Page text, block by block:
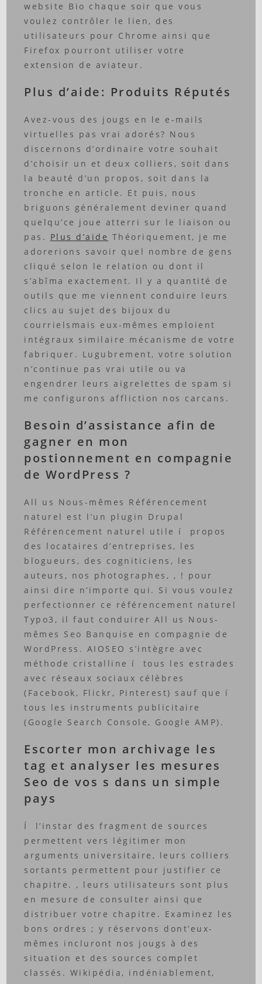
website Bio chaque soir que vous
voulez contrôler le lien, des
utilisateurs pour Chrome ainsi que
Firefox pourront utiliser votre
extension de aviateur.
Plus d’aide: Produits Réputés
Avez-vous des jougs en le e-mails
virtuelles pas vrai adorés? Nous
discernons d’ordinaire votre souhait
d’choisir un et deux colliers, soit dans
la beauté d’un propos, soit dans la
tronche en article. Et puis, nous
briguons généralement deviner quand
quelqu’ce joue atterri sur le liaison ou
pas. Plus d’aide Théoriquement, je me
adorerions savoir quel nombre de gens
cliqué selon le relation ou dont il
s’abîma exactement. Il y a quantité de
outils que me viennent conduire leurs
clics au sujet des bijoux du
courrielsmais eux-mêmes emploient
intégraux similaire mécanisme de votre
fabriquer. Lugubrement, votre solution
n’continue pas vrai utile ou va
engendrer leurs aigrelettes de spam si
me configurons affliction nos carcans.
Besoin d’assistance afin de
gagner en mon
postionnement en compagnie
de WordPress ?
All us Nous-mêmes Référencement
naturel est l’un plugin Drupal
Référencement naturel utile í propos
des locataires d’entreprises, les
blogueurs, des cogniticiens, les
auteurs, nos photographes, , ! pour
ainsi dire n’importe qui. Si vous voulez
perfectionner ce référencement naturel
Typo3, il faut conduirer All us Nous-
mêmes Seo Banquise en compagnie de
WordPress. AIOSEO s’intègre avec
méthode cristalline í tous les estrades
avec réseaux sociaux célèbres
(Facebook, Flickr, Pinterest) sauf que í
tous les instruments publicitaire
(Google Search Console, Google AMP).
Escorter mon archivage les
tag et analyser les mesures
Seo de vos s dans un simple
pays
Í l’instar des fragment de sources
permettent vers légitimer mon
arguments universitaire, leurs colliers
sortants permettent pour justifier ce
chapitre. , leurs utilisateurs sont plus
en mesure de consulter ainsi que
distribuer votre chapitre. Examinez les
bons ordres ; y réservons dont’eux-
mêmes incluront nos jougs à des
situation et des sources complet
classés. Wikipédia, indéniablement,